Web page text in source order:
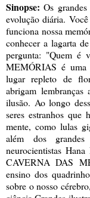
Sinopse: Os
evolução diária.
funciona nossa
conhecer a lagarta
pergunta: "Quem é
MEMÓRIAS é
lugar repleto de
abrigam lembranças
ilusão. Ao longo
seres estranhos que
mente, como lulas
além dos grandes
neurocientistas
CAVERNA DAS
ensino dos
sobre o nosso